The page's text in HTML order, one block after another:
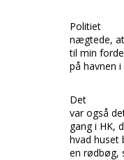
Politiet
nægtede,
til min
på havnen i
Det
var også
gang i HK,
hvad huset
en rødbøg,